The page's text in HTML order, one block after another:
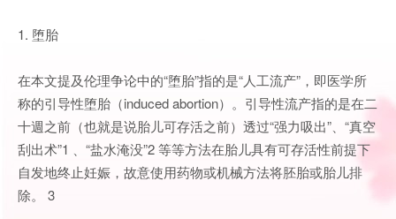
1. 堕胎
在本文提及伦理争论中的“堕胎”指的是“人工流产”，即医学所
称的引导性堕胎（induced abortion）。引导性流产指的是在二
十週之前（也就是说胎儿可存活之前）透过“强力吸出”、“真空
刮出术”1 、“盐水淹没”2 等等方法在胎儿具有可存活性前提下
自发地终止妊娠，故意使用药物或机械方法将胚胎或胎儿排
除。 3